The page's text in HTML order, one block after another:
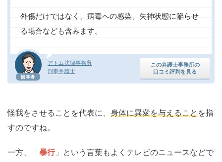
回答者
アトム法律事務所
刑事弁護士
この弁護士事務所の
口コミ評判を見る
外傷だけではなく、病毒への感染、失神状態に陥らせ
る場合なども含みます。
怪我をさせることを代表に、 身体に異変を与えることを指
すのですね。
一方、「 暴行」という言葉もよくテレビのニュースなどで